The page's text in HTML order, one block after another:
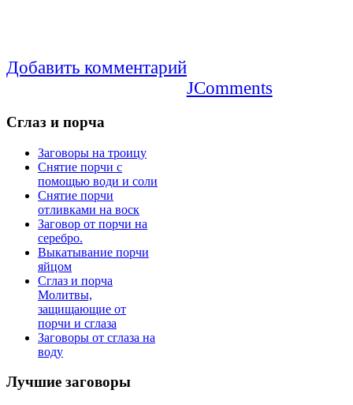
Добавить комментарий
JComments
Сглаз и порча
Заговоры на троицу
Снятие порчи с
помощью води и соли
Снятие порчи
отливками на воск
Заговор от порчи на
серебро.
Выкатывание порчи
яйцом
Сглаз и порча
Молитвы,
защищающие от
порчи и сглаза
Заговоры от сглаза на
воду
Лучшие заговоры